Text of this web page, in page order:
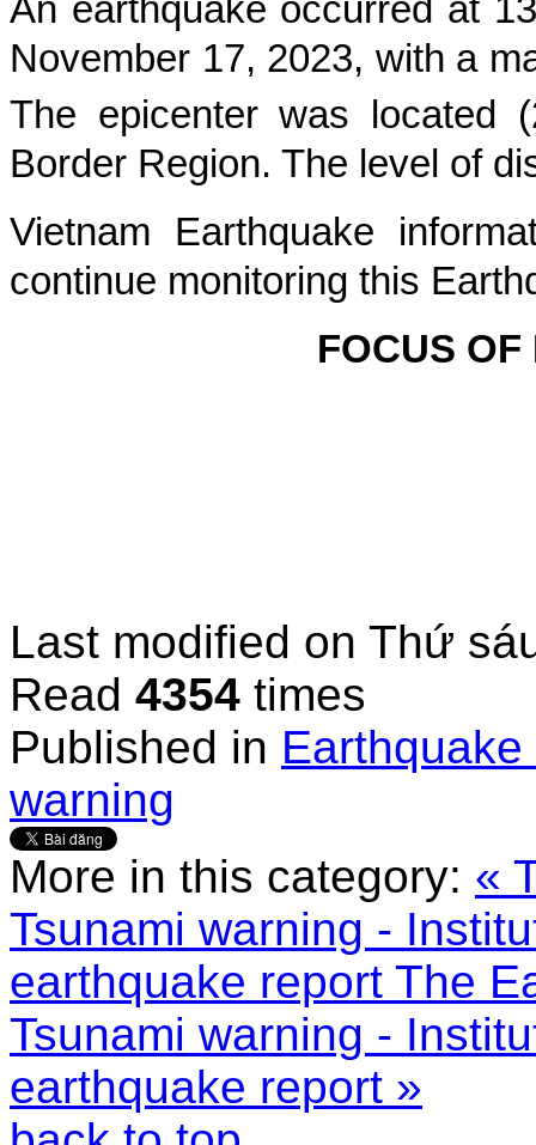
An earthquake occurred at 13
November 17, 2023, with a
The epicenter was located (
Border Region. The level of
Vietnam Earthquake
continue monitoring this
FOCUS
Last modified on Thứ
Read 4354 times
Published in
warning
More in this category: «
Tsunami warning -
earthquake report The
Tsunami warning -
earthquake report »